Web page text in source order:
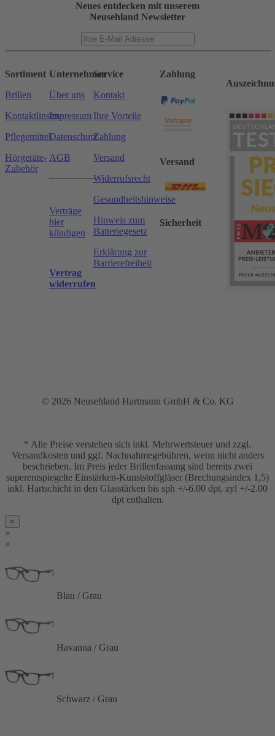
Neues entdecken mit unserem
Neusehland Newsletter
Sortiment
Brillen
Kontaktlinsen
Pflegemittel
Hörgeräte-
Zubehör
Unternehmen
Über uns
Impressum
Datenschutz
AGB
Verträge
hier
kündigen
Vertrag
widerrufen
Service
Kontakt
Ihre Vorteile
Zahlung
Versand
Widerrufsrecht
Gesundheitshinweise
Hinweis zum
Batteriegesetz
Erklärung zur
Barrierefreiheit
Zahlung
Versand
Sicherheit
© 2026 Neusehland Hartmann GmbH & Co. KG
* Alle Preise verstehen sich inkl. Mehrwertsteuer und zzgl.
Versandkosten und ggf. Nachnahmegebühren, wenn nicht anders
beschrieben. Im Preis jeder Brillenfassung sind bereits zwei
superentspiegelte Einstärken-Kunststoffgläser (Brechungsindex 1,5)
inkl. Hartschicht in den Glasstärken bis sph +/-6.00 dpt, zyl +/-2.00
dpt enthalten.
×
×
×
Blau / Grau
Havanna / Grau
Schwarz / Grau